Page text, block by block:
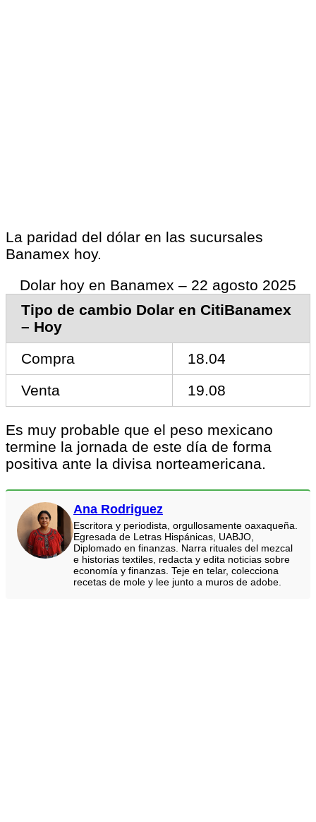
La paridad del dólar en las sucursales
Banamex hoy.
Dolar hoy en Banamex – 22 agosto 2025
Tipo de cambio Dolar en CitiBanamex
– Hoy
Compra
18.04
Venta
19.08
Es muy probable que el peso mexicano
termine la jornada de este día de forma
positiva ante la divisa norteamericana.
Ana Rodriguez
Escritora y periodista, orgullosamente oaxaqueña.
Egresada de Letras Hispánicas, UABJO,
Diplomado en finanzas. Narra rituales del mezcal
e historias textiles, redacta y edita noticias sobre
economía y finanzas. Teje en telar, colecciona
recetas de mole y lee junto a muros de adobe.